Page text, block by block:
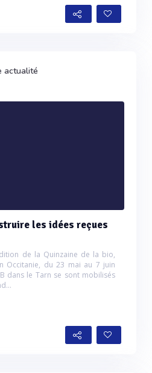
actualité
les idées reçues
de la Quinzaine de la bio,
Occitanie, du 23 mai au 7 juin
dans le Tarn se sont mobilisés